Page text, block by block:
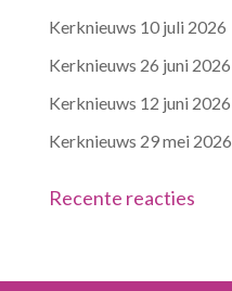
Kerknieuws 10 juli 2026
Kerknieuws 26 juni 2026
Kerknieuws 12 juni 2026
Kerknieuws 29 mei 2026
Recente reacties